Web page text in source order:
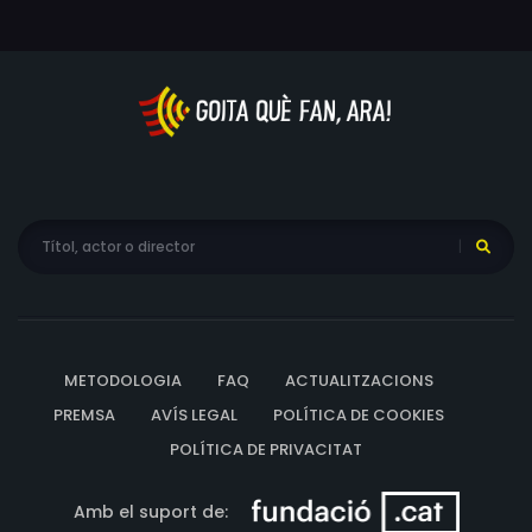
METODOLOGIA FAQ
ACTUALITZACIONS
PREMSA
AVÍS LEGAL
POLÍTICA DE COOKIES
POLÍTICA DE PRIVACITAT
Amb el suport de: